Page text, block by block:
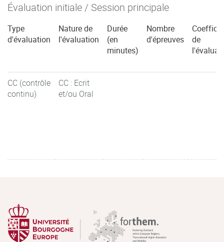
Évaluation initiale / Session principale
Type
d'évaluation
Nature de
l'évaluation
Durée
(en
minutes)
Nombre
d'épreuves
de
CC (contrôle
continu)
CC : Ecrit
et/ou Oral